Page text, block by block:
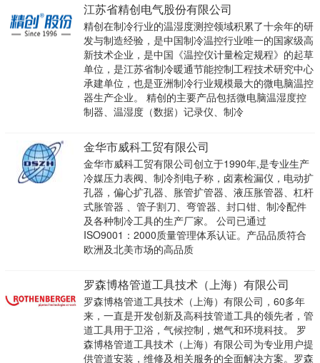
江苏省精创电气股份有限公司
精创在制冷行业的温湿度测控领域积累了十余年的研
发与制造经验，是中国制冷温控行业唯一的国家级高
新技术企业，是中国《温控仪计量检定规程》的起草
单位，是江苏省制冷暖通节能控制工程技术研究中心
承建单位，也是亚洲制冷行业规模最大的微电脑温控
器生产企业。 精创的主要产品包括微电脑温湿度控
制器、温湿度（数据）记录仪、制冷
金华市威科工贸有限公司
金华市威科工贸有限公司创立于1990年,是专业生产
冷媒压力表阀、制冷剂电子称，卤素检漏仪，电动扩
孔器，偏心扩孔器、胀管扩管器、液压胀管器、杠杆
式胀管器 、管子割刀、弯管器、封口钳、制冷配件
及各种制冷工具的生产厂家。 公司已通过
ISO9001：2000质量管理体系认证。产品品质符合
欧洲及北美市场的高品质
罗森博格管道工具技术（上海）有限公司
罗森博格管道工具技术（上海）有限公司，60多年
来，一直是开发创新及高科技管道工具的领先者，管
道工具用于卫浴，气候控制，燃气和环境科技。 罗
森博格管道工具技术（上海）有限公司为专业用户提
供管道安装，维修及相关服务的全面解决方案。罗森